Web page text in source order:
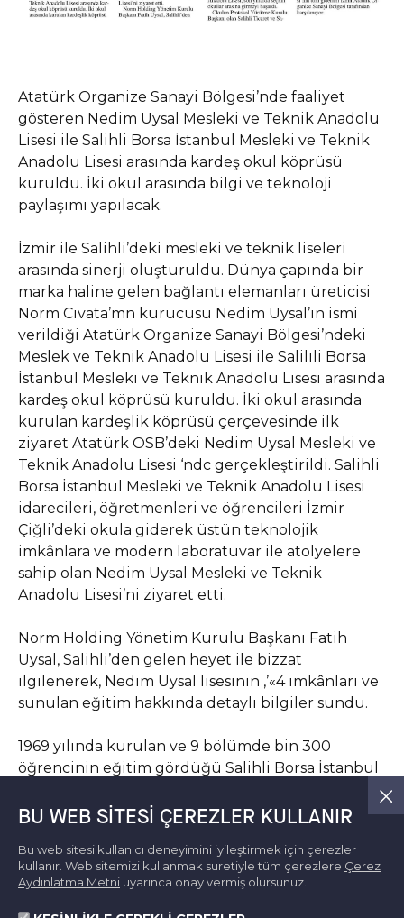
Atatürk Organize Sanayi Bölgesi’nde faaliyet
gösteren Nedim Uysal Mesleki ve Teknik Anadolu
Lisesi ile Salihli Borsa İstanbul Mesleki ve Teknik
Anadolu Lisesi arasında kardeş okul köprüsü
kuruldu. İki okul arasında bilgi ve teknoloji
paylaşımı yapılacak.
İzmir ile Salihli’deki mesleki ve teknik liseleri
arasında sinerji oluşturuldu. Dünya çapında bir
marka haline gelen bağlantı elemanları üreticisi
Norm Cıvata’mn kurucusu Nedim Uysal’ın ismi
verildiği Atatürk Organize Sanayi Bölgesi’ndeki
Meslek ve Teknik Anadolu Lisesi ile Salilıli Borsa
İstanbul Mesleki ve Teknik Anadolu Lisesi arasında
kardeş okul köprüsü kuruldu. İki okul arasında
kurulan kardeşlik köprüsü çerçevesinde ilk
ziyaret Atatürk OSB’deki Nedim Uysal Mesleki ve
Teknik Anadolu Lisesi ‘ndc gerçekleştirildi. Salihli
Borsa İstanbul Mesleki ve Teknik Anadolu Lisesi
idarecileri, öğretmenleri ve öğrencileri İzmir
Çiğli’deki okula giderek üstün teknolojik
imkânlara ve modern laboratuvar ile atölyelere
sahip olan Nedim Uysal Mesleki ve Teknik
Anadolu Lisesi’ni ziyaret etti.
Norm Holding Yönetim Kurulu Başkanı Fatih
Uysal, Salihli’den gelen heyet ile bizzat
ilgilenerek, Nedim Uysal lisesinin ,’«4 imkânları ve
sunulan eğitim hakkında detaylı bilgiler sundu.
1969 yılında kurulan ve 9 bölümde bin 300
öğrencinin eğitim gördüğü Salihli Borsa İstanbul
Mesleki ve Teknik Anadolu Lisesi, iki yıl önce proje
okulu ilan edilerek, Salihli Ticaret ve Sanayi Odası
ile Salihli Ticaret Borsası’nın da yürütme
kurulunda yer aldığı özel bir statüye kavuştu.
BU WEB SITESI ÇEREZLER KULLANIR
Bu web sitesi kullanıcı deneyimini iyileştirmek için çerezler
kullanır. Web sitemizi kullanmak suretiyle tüm çerezlere Çerez
Aydınlatma Metni uyarınca onay vermiş olursunuz.